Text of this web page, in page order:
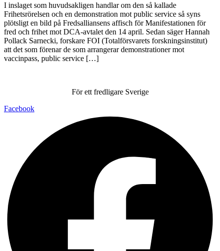
I inslaget som huvudsakligen handlar om den så kallade
Frihetsrörelsen och en demonstration mot public service så syns
plötsligt en bild på Fredsalliansens affisch för Manifestationen för
fred och frihet mot DCA-avtalet den 14 april. Sedan säger Hannah
Pollack Sarnecki, forskare FOI (Totalförsvarets forskningsinstitut)
att det som förenar de som arrangerar demonstrationer mot
vaccinpass, public service […]
För ett fredligare Sverige
Facebook